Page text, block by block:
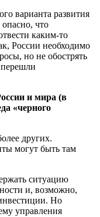
варианта развития
что
каким-то
России необходимо
но не обострять
и мира (в
«черного
других.
могут быть там
ситуацию
и, возможно,
Но
управления